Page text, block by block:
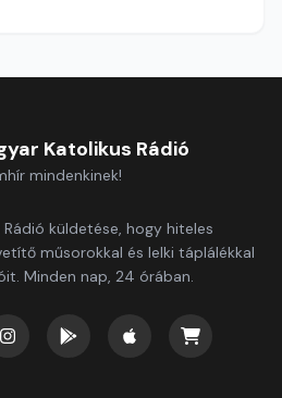
Katolikus Rádió
mindenkinek!
küldetése, hogy hiteles
műsorokkal és lelki táplálékkal
Minden nap, 24 órában.